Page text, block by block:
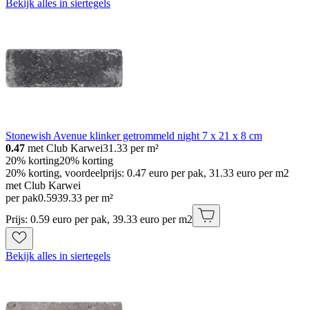
Bekijk alles in siertegels
Stonewish Avenue klinker getrommeld night 7 x 21 x 8 cm
0.47 met Club Karwei31.33 per m²
20% korting20% korting
20% korting, voordeelprijs: 0.47 euro per pak, 31.33 euro per m2
met Club Karwei
per pak0.5939.33 per m²
Prijs: 0.59 euro per pak, 39.33 euro per m2
Bekijk alles in siertegels